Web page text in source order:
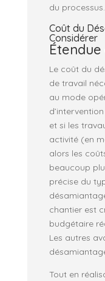
du processus.
Coût du
Considérer
Le coût du
de travail
au mode
et si les
activité (en
alors les
beaucoup
précise du
chantier est
budgétaire
Les autres
Tout en